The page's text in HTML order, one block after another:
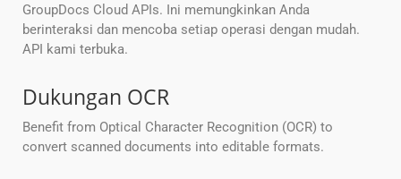
GroupDocs Cloud APIs. Ini memungkinkan Anda
berinteraksi dan mencoba setiap operasi dengan mudah.
API kami terbuka.
Dukungan OCR
Benefit from Optical Character Recognition (OCR) to
convert scanned documents into editable formats.